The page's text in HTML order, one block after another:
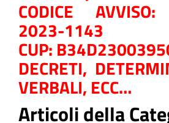
CODICE
2023-1143
CUP:
DECRETI,
VERBALI, ECC…
Articoli della